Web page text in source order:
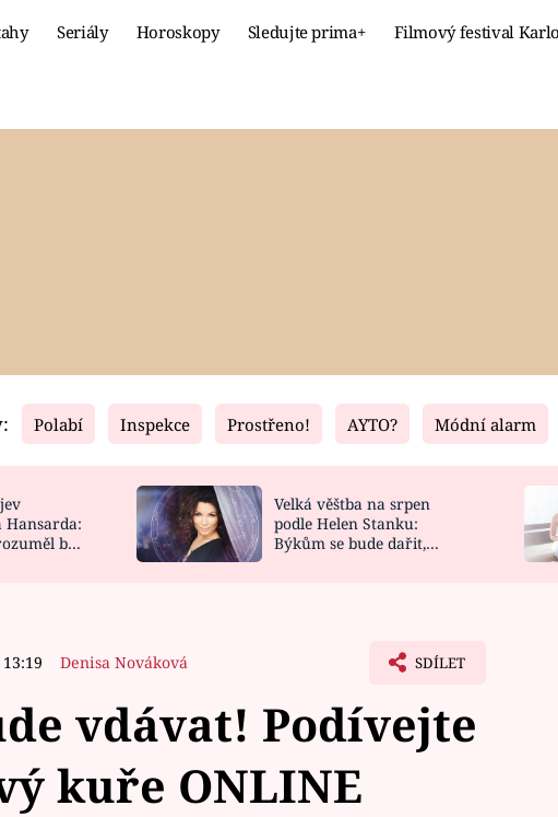
Seriály Horoskopy Sledujte prima+ Filmový festival
Fresh
NOVINKY
VIDEORECEPTY
Living
DESIGN
Polabí Inspekce Prostřeno! AYTO? Módní alarm
Hansarda:
by
Velká věštba na srpen
podle Helen Stanku:
Býkům se bude dařit,
Denisa Nováková SDÍLET
vdávat! Podívejte
kuře ONLINE